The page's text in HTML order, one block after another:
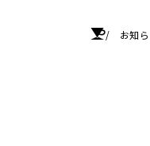
HOME
お知